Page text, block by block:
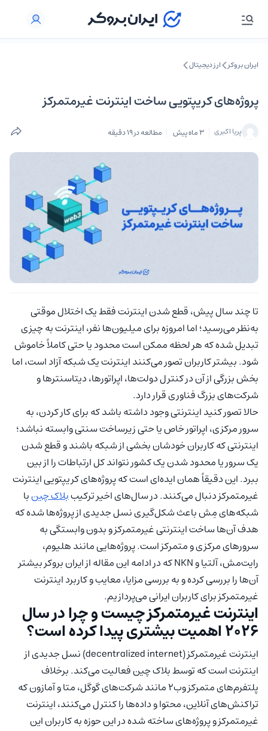
ایران بروکر ارز دیجیتال
پروژه‌های کریپتویی ساخت اینترنت غیرمتمرکز
پریا اکبری 3 ماه پیش مطالعه در 19 دقیقه
تا چند سال پیش، قطع شدن اینترنت فقط یک اختلال موقتی
به‌نظر می‌رسید؛ اما امروزه برای میلیون‌ها نفر، اینترنت به چیزی
تبدیل شده که هر لحظه ممکن است محدود یا حتی کاملاً خاموش
شود. بیشتر کاربران تصور می‌کنند اینترنت یک شبکه آزاد است، اما
بخش بزرگی از آن در کنترل دولت‌ها، اپراتورها، دیتاسنترها و
شرکت‌های بزرگ فناوری قرار دارد.
حالا تصور کنید اینترنتی وجود داشته باشد که برای کار کردن، به
سرور مرکزی، اپراتور خاص یا حتی زیرساخت سنتی وابسته نباشد؛
اینترنتی که کاربران خودشان بخشی از شبکه باشند و قطع شدن
یک سرور یا محدود شدن یک کشور نتواند کل ارتباطات را از بین
ببرد. این دقیقاً همان ایده‌ای است که پروژه‌های کریپتویی اینترنت
غیرمتمرکز دنبال می‌کنند. در سال‌های اخیر ترکیببلاک چینبا
شبکه‌های مِش باعث شکل‌گیری نسل جدیدی از پروژه‌ها شده که
هدف آن‌ها ساخت اینترنتی غیرمتمرکز و بدون وابستگی به
سرورهای مرکزی و متمرکز است. پروژه‌هایی مانند هلیوم،
رایت‌مش، آلتیا و NKN که در ادامه این مقاله از ایران بروکر بیشتر
آن‌ها را بررسی کرده و به بررسی مزایا، معایب و کاربرد اینترنت
غیرمتمرکز برای کاربران ایرانی می‌پردازیم.
اینترنت غیرمتمرکز چیست و چرا در سال
2026 اهمیت بیشتری پیدا کرده است؟
اینترنت غیرمتمرکز (decentralized internet) نسل جدیدی از
اینترنت است که توسط بلاک چین فعالیت می‌کند. برخلاف
پلتفرم‌های متمرکز وب۲ مانند شرکت‌های گوگل، متا و آمازون که
تراکنش‌های آنلاین، محتوا و داده‌ها را کنترل می‌کنند، اینترنت
غیرمتمرکز و پروژه‌های ساخته شده در این حوزه به کاربران این